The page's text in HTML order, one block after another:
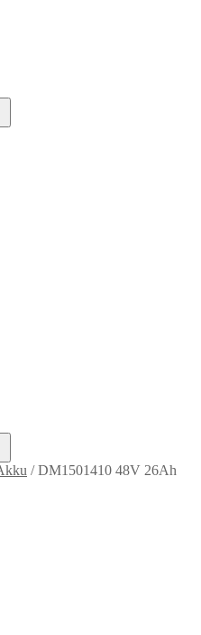
Umwidmung
/ DM1501410 48V 26Ah